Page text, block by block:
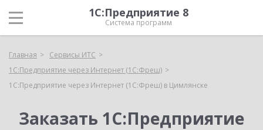
1С:Предприятие 8
Система программ
Главная
Сервисы ИТС
1С:Предприятие через Интернет (1С:Фреш)
1С:Предприятие через Интернет (1С:Фреш) в Цимлянске
Заказать 1С:Предприятие